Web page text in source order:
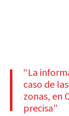
“La
caso de
zonas, en
precisa”